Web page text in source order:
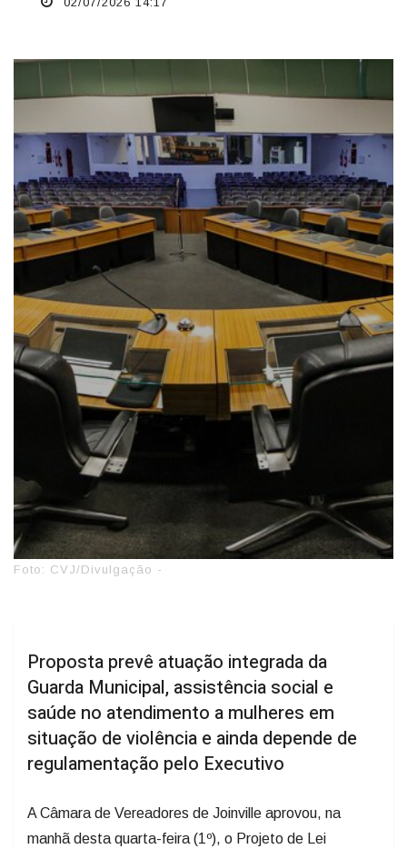
Foto: CVJ/Divulgação -
Proposta prevê atuação integrada da
Guarda Municipal, assistência social e
saúde no atendimento a mulheres em
situação de violência e ainda depende de
regulamentação pelo Executivo
​​A Câmara de Vereadores de Joinville aprovou, na
manhã desta quarta-feira (1º), o Projeto de Lei